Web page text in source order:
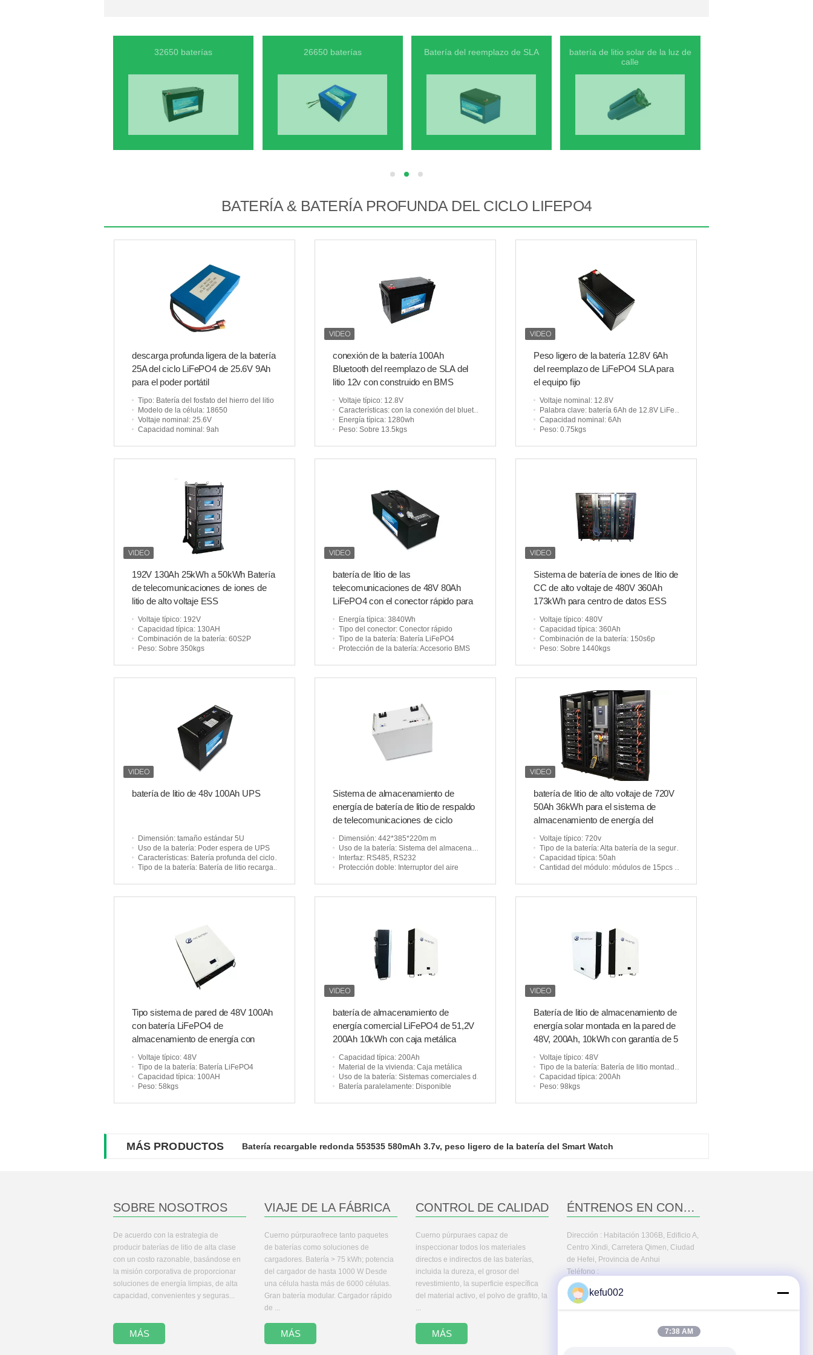
32650 baterías 26650 baterías Batería del reemplazo de SLA
batería de litio solar de la luz de
calle
hd hd hd
BATERÍA & BATERÍA PROFUNDA DEL CICLO LIFEPO4
descarga profunda ligera de la batería
25A del ciclo LiFePO4 de 25.6V 9Ah
para el poder portátil
Tipo: Batería del fosfato del hierro del litio
Modelo de la célula: 18650
Voltaje nominal : 25.6V
Capacidad nominal : 9ah
conexión de la batería 100Ah
Bluetooth del reemplazo de SLA del
litio 12v con construido en BMS
Voltaje típico: 12.8V
Características: con la conexión del bluetooth
Energía típica: 1280wh
Peso: Sobre 13.5kgs
Peso ligero de la batería 12.8V 6Ah
del reemplazo de LiFePO4 SLA para
el equipo fijo
Voltaje nominal : 12.8V
Palabra clave: batería 6Ah de 12.8V LiFePO4
Capacidad nominal : 6Ah
Peso: 0.75kgs
192V 130Ah 25kWh a 50kWh Batería
de telecomunicaciones de iones de
litio de alto voltaje ESS
Voltaje típico: 192V
Capacidad típica: 130AH
Combinación de la batería: 60S2P
Peso: Sobre 350kgs
batería de litio de las
telecomunicaciones de 48V 80Ah
LiFePO4 con el conector rápido para
la estación base
Energía típica: 3840Wh
Tipo del conector: Conector rápido
Tipo de la batería: Batería LiFePO4
Protección de la batería: Accesorio BMS
Sistema de batería de iones de litio de
CC de alto voltaje de 480V 360Ah
173kWh para centro de datos ESS
Voltaje típico: 480V
Capacidad típica: 360Ah
Combinación de la batería: 150s6p
Peso: Sobre 1440kgs
batería de litio de 48v 100Ah UPS
Dimensión: tamaño estándar 5U
Uso de la batería: Poder espera de UPS
Características: Batería profunda del ciclo LiFePo4
Tipo de la batería: Batería de litio recargable
Sistema de almacenamiento de
energía de batería de litio de respaldo
de telecomunicaciones de ciclo
profundo de 48V 100Ah
Dimensión: 442*385*220m m
Uso de la batería: Sistema del almacenamiento de energía
Interfaz: RS485, RS232
Protección doble: Interruptor del aire
batería de litio de alto voltaje de 720V
50Ah 36kWh para el sistema de
almacenamiento de energía del
centro de datos
Voltaje típico: 720v
Tipo de la batería: Alta batería de la seguridad LiFePO4
Capacidad típica: 50ah
Cantidad del módulo: módulos de 15pcs 48V 50Ah en serie
Tipo sistema de pared de 48V 100Ah
con batería LiFePO4 de
almacenamiento de energía con
indicadores LED LCD
Voltaje típico: 48V
Tipo de la batería: Batería LiFePO4
Capacidad típica: 100AH
Peso: 58kgs
batería de almacenamiento de
energía comercial LiFePO4 de 51,2V
200Ah 10kWh con caja metálica
Capacidad típica: 200Ah
Material de la vivienda: Caja metálica
Uso de la batería: Sistemas comerciales del almacenamiento de energía
Batería paralelamente: Disponible
Batería de litio de almacenamiento de
energía solar montada en la pared de
48V, 200Ah, 10kWh con garantía de 5
años
Voltaje típico: 48V
Tipo de la batería: Batería de litio montada en la pared solar
Capacidad típica: 200Ah
Peso: 98kgs
MÁS PRODUCTOS Batería recargable redonda 553535 580mAh 3.7v, peso ligero de la batería del Smart Watch
SOBRE NOSOTROS
De acuerdo con la estrategia de
producir baterías de litio de alta clase
con un costo razonable, basándose en
la misión corporativa de proporcionar
soluciones de energía limpias, de alta
capacidad, convenientes y seguras...
MÁS
VIAJE DE LA FÁBRICA
Cuerno púrpuraofrece tanto paquetes
de baterías como soluciones de
cargadores. Batería > 75 kWh; potencia
del cargador de hasta 1000 W Desde
una célula hasta más de 6000 células.
Gran batería modular. Cargador rápido
de ...
MÁS
CONTROL DE CALIDAD
Cuerno púrpuraes capaz de
inspeccionar todos los materiales
directos e indirectos de las baterías,
incluida la dureza, el grosor del
revestimiento, la superficie específica
del material activo, el polvo de grafito, la
...
MÁS
ÉNTRENOS EN CONTACTO CON
Dirección : Habitación 1306B, Edificio A,
Centro Xindi, Carretera Qimen, Ciudad
de Hefei, Provincia de Anhui
Teléfono :
86--13755007633(Tiempo de trabajo)
kefu002
7:38 AM